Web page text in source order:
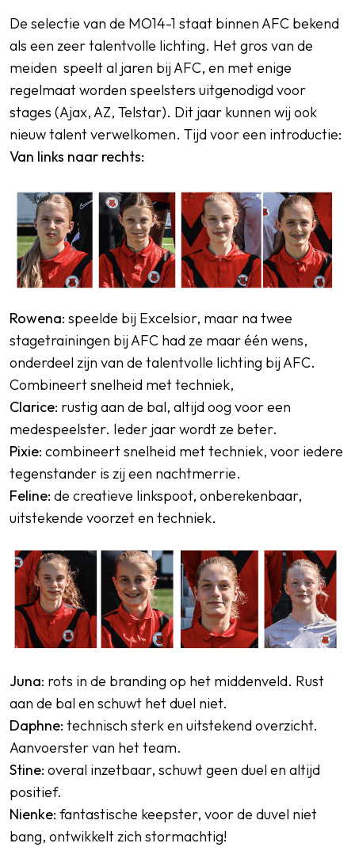
SPORTPARK GOED GENOEG
LIDMAATSCHAP
CONTACT
De selectie van de MO14-1 staat binnen AFC bekend
als een zeer talentvolle lichting. Het gros van de
meiden speelt al jaren bij AFC, en met enige
regelmaat worden speelsters uitgenodigd voor
stages (Ajax, AZ, Telstar). Dit jaar kunnen wij ook
nieuw talent verwelkomen. Tijd voor een introductie:
Van links naar rechts:
Rowena: speelde bij Excelsior, maar na twee
stagetrainingen bij AFC had ze maar één wens,
onderdeel zijn van de talentvolle lichting bij AFC.
Combineert snelheid met techniek,
Clarice: rustig aan de bal, altijd oog voor een
medespeelster. Ieder jaar wordt ze beter.
Pixie: combineert snelheid met techniek, voor iedere
tegenstander is zij een nachtmerrie.
Feline: de creatieve linkspoot, onberekenbaar,
uitstekende voorzet en techniek.
Juna: rots in de branding op het middenveld. Rust
aan de bal en schuwt het duel niet.
Daphne: technisch sterk en uitstekend overzicht.
Aanvoerster van het team.
Stine: overal inzetbaar, schuwt geen duel en altijd
positief.
Nienke: fantastische keepster, voor de duvel niet
bang, ontwikkelt zich stormachtig!